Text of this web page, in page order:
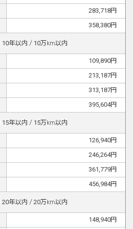
283,718円
358,380円
10年以内 / 10万km以内
109,890円
213,187円
313,187円
395,604円
15年以内 / 15万km以内
126,940円
246,264円
361,779円
456,984円
20年以内 / 20万km以内
148,940円